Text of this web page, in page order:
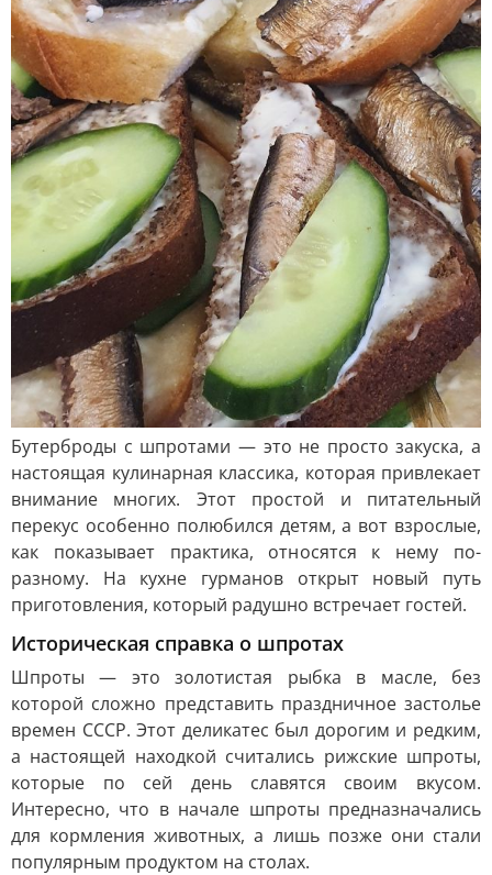
Бутерброды с шпротами — это не просто закуска, а
настоящая кулинарная классика, которая привлекает
внимание многих. Этот простой и питательный
перекус особенно полюбился детям, а вот взрослые,
как показывает практика, относятся к нему по-
разному. На кухне гурманов открыт новый путь
приготовления, который радушно встречает гостей.
Историческая справка о шпротах
Шпроты — это золотистая рыбка в масле, без
которой сложно представить праздничное застолье
времен СССР. Этот деликатес был дорогим и редким,
а настоящей находкой считались рижские шпроты,
которые по сей день славятся своим вкусом.
Интересно, что в начале шпроты предназначались
для кормления животных, а лишь позже они стали
популярным продуктом на столах.